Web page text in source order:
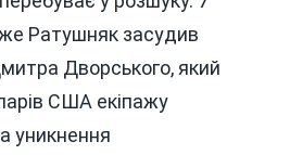
Ратушняк засудив
Дворського, який
США екіпажу
уникнення